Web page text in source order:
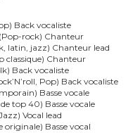
Back vocaliste
(Pop-rock) Chanteur
latin, jazz) Chanteur lead
classique) Chanteur
Back vocaliste
Pop) Back vocaliste
Basse vocale
top 40) Basse vocale
Vocal lead
originale) Basse vocal